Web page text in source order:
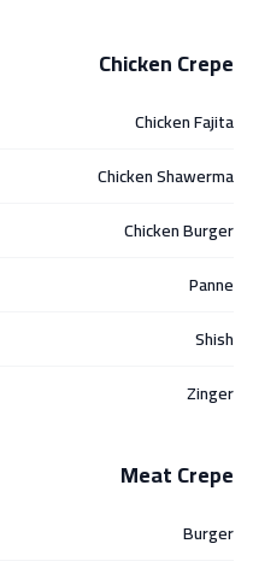
Chicken Crepe
Chicken Fajita
Chicken Shawerma
Chicken Burger
Panne
Shish
Zinger
Meat Crepe
Burger